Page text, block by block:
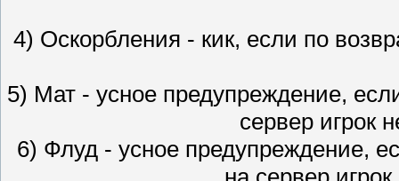
4) Оскорбления - кик, если по
5) Мат - усное предупреждение,
сервер игрок
6) Флуд - усное предупреждение,